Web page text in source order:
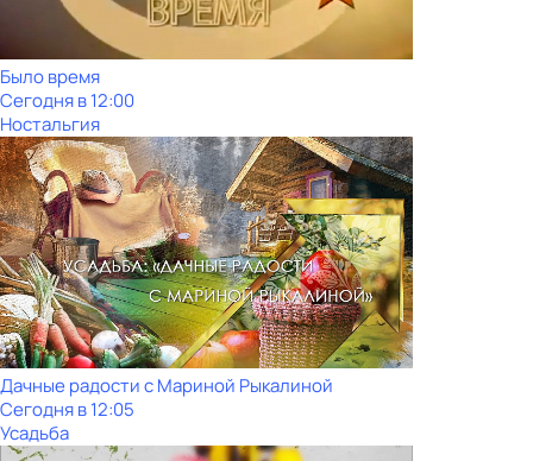
Было время
Сегодня в 12:00
Ностальгия
Дачные радости с Мариной Рыкалиной
Сегодня в 12:05
Усадьба